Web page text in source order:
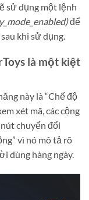
sử dụng một lệnh
để
khi sử dụng.
là một kiệt
này là “Chế độ
xét mã, các cộng
chuyển đổi
vì nó mô tả rõ
dùng hàng ngày.